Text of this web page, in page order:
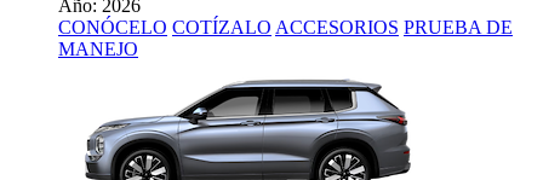
Año: 2026
CONÓCELO COTÍZALO ACCESORIOS PRUEBA DE
MANEJO